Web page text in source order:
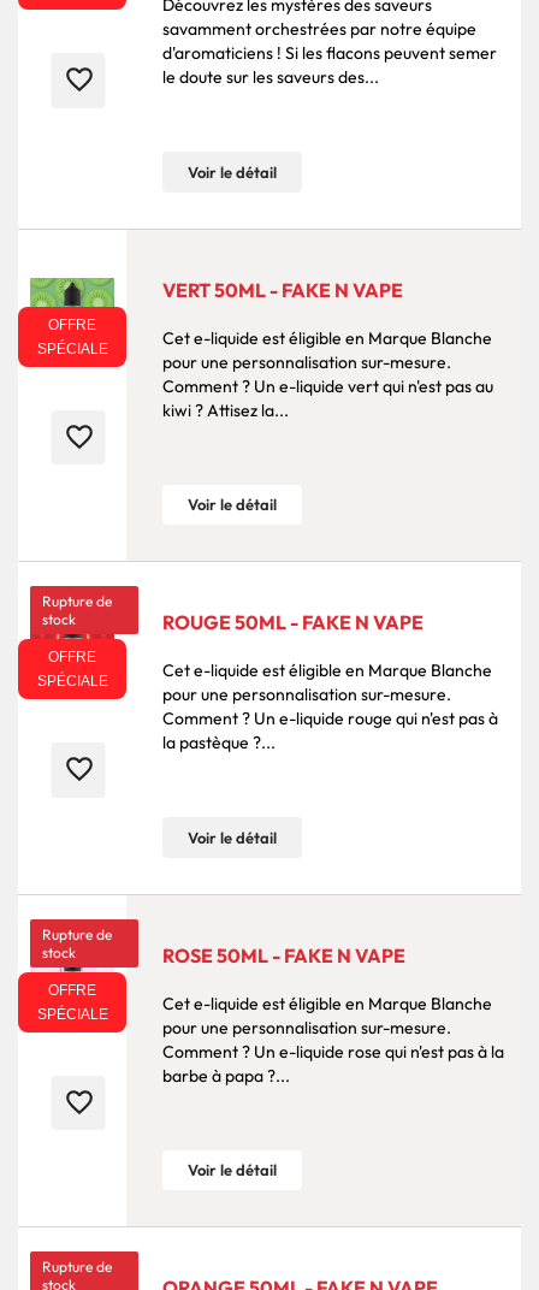
favorite_border
Découvrez les mystères des saveurs
savamment orchestrées par notre équipe
d'aromaticiens ! Si les flacons peuvent semer
le doute sur les saveurs des...
Voir le détail
OFFRE
SPÉCIALE
favorite_border
VERT 50ML - FAKE N VAPE
Cet e-liquide est éligible en Marque Blanche
pour une personnalisation sur-mesure.
Comment ? Un e-liquide vert qui n'est pas au
kiwi ? Attisez la...
Voir le détail
OFFRE
SPÉCIALE
Rupture de
stock
favorite_border
ROUGE 50ML - FAKE N VAPE
Cet e-liquide est éligible en Marque Blanche
pour une personnalisation sur-mesure.
Comment ? Un e-liquide rouge qui n'est pas à
la pastèque ?...
Voir le détail
OFFRE
SPÉCIALE
Rupture de
stock
favorite_border
ROSE 50ML - FAKE N VAPE
Cet e-liquide est éligible en Marque Blanche
pour une personnalisation sur-mesure.
Comment ? Un e-liquide rose qui n'est pas à la
barbe à papa ?...
Voir le détail
Rupture de
stock